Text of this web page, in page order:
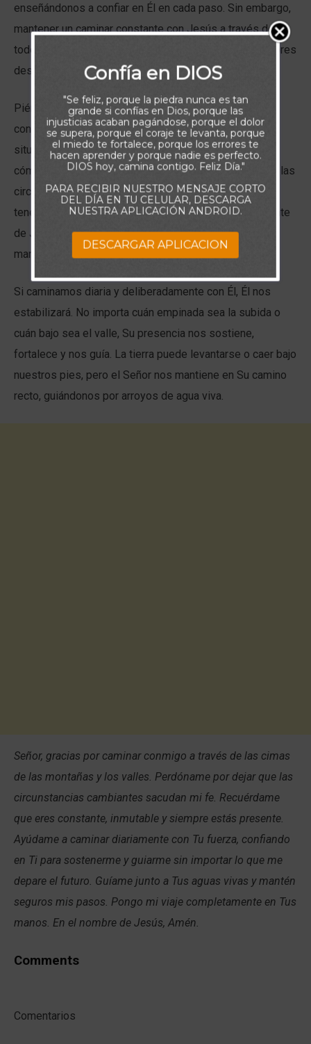
enseñándonos a confiar en Él en cada paso. Sin embargo,
mantener un caminar constante con Jesús a través de
todos los altibajos sigue siendo uno de nuestros mayores
desafíos.
Piénselo: ¿qué interrumpe con mayor frecuencia su
confianza en Dios? ¿No son tus circunstancias? Esas
situaciones externas en constante cambio influyen en
cómo lo vemos con demasiada facilidad. Sin embargo, las
circunstancias cambian; Cristo no. Como creyentes,
tenemos la presencia inmutable, constante y permanente
de Jesús dentro de nosotros. Él es suficiente para
manejar cualquier cosa que surja en nuestro camino.
Si caminamos diaria y deliberadamente con Él, Él nos
estabilizará. No importa cuán empinada sea la subida o
cuán bajo sea el valle, Su presencia nos sostiene,
fortalece y nos guía. La tierra puede levantarse o caer bajo
nuestros pies, pero el Señor nos mantiene en Su camino
recto, guiándonos por arroyos de agua viva.
Señor, gracias por caminar conmigo a través de las cimas
de las montañas y los valles. Perdóname por dejar que las
circunstancias cambiantes sacudan mi fe. Recuérdame
que eres constante, inmutable y siempre estás presente.
Ayúdame a caminar diariamente con Tu fuerza, confiando
en Ti para sostenerme y guiarme sin importar lo que me
depare el futuro. Guíame junto a Tus aguas vivas y mantén
seguros mis pasos. Pongo mi viaje completamente en Tus
manos. En el nombre de Jesús, Amén.
Comments
Comentarios
Confía en DIOS
"Se feliz, porque la piedra nunca es tan
grande si confías en Dios, porque las
injusticias acaban pagándose, porque el dolor
se supera, porque el coraje te levanta, porque
el miedo te fortalece, porque los errores te
hacen aprender y porque nadie es perfecto.
DIOS hoy, camina contigo. Feliz Día."
PARA RECIBIR NUESTRO MENSAJE CORTO
DEL DÍA EN TU CELULAR, DESCARGA
NUESTRA APLICACIÓN ANDROID.
DESCARGAR APLICACION